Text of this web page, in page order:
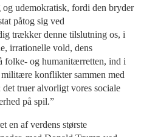
udemokratisk, fordi den bryder
påtog sig ved
trækker denne tilslutning os, i
irrationelle vold, dens
folke- og humanitærretten, ind i
konflikter sammen med
truer alvorligt vores sociale
på spil.”
en af verdens største